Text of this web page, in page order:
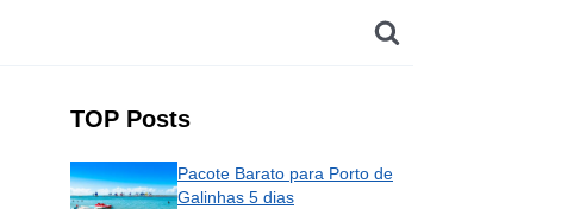
TOP Posts
Pacote Barato para Porto de
Galinhas 5 dias